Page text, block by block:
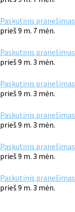
Paskutinis pranešimas
prieš 9 m. 7 mėn.
Paskutinis pranešimas
prieš 9 m. 3 mėn.
Paskutinis pranešimas
prieš 9 m. 3 mėn.
Paskutinis pranešimas
prieš 9 m. 3 mėn.
Paskutinis pranešimas
prieš 9 m. 3 mėn.
Paskutinis pranešimas
prieš 9 m. 3 mėn.